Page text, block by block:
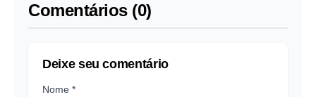
Comentários (0)
Deixe seu comentário
Nome *